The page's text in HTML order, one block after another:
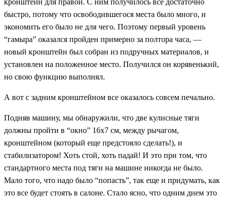
кронштейн для правой. С ним получилось все достаточно
быстро, потому что освободившегося места было много, и
экономить его было не для чего. Поэтому первый уровень
“гамыра” оказался пройден примерно за полтора часа, —
новый кронштейн был собран из подручных материалов, и
установлен на положенное место. Получился он корявенький,
но свою функцию выполнял.
А вот с задним кронштейном все оказалось совсем печально.
Подняв машину, мы обнаружили, что две кулисные тяги
должны пройти в “окно” 16х7 см, между рычагом,
кронштейном (который еще предстояло сделать!), и
стабилизатором! Хоть стой, хоть падай! И это при том, что
стандартного места под тяги на машине никогда не было.
Мало того, что надо было “попасть”, так еще и придумать, как
это все будет стоять в салоне. Стало ясно, что одним днем это